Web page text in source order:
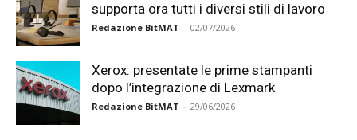
supporta ora tutti i diversi stili di lavoro
Redazione BitMAT - 02/07/2026
Xerox: presentate le prime stampanti
dopo l’integrazione di Lexmark
Redazione BitMAT - 29/06/2026